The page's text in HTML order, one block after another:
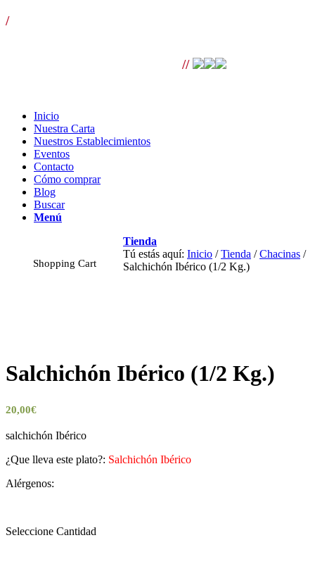
/
//
Inicio
Nuestra Carta
Nuestros Establecimientos
Eventos
Contacto
Cómo comprar
Blog
Buscar
Menú
Shopping Cart
Tienda
Tú estás aquí: Inicio / Tienda / Chacinas /
Salchichón Ibérico (1/2 Kg.)
Salchichón Ibérico (1/2 Kg.)
20,00€
salchichón Ibérico
¿Que lleva este plato?: Salchichón Ibérico
Alérgenos:
Seleccione Cantidad